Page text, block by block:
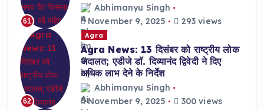
61
Abhimanyu Singh
November 9, 2025
293 views
62
Agra
Agra News: 13 दिसंबर को राष्ट्रीय लोक
अदालत; एडीजे डॉ. दिव्यानंद द्विवेदी ने दिए
अधिक लाभ देने के निर्देश
Abhimanyu Singh
November 9, 2025
300 views